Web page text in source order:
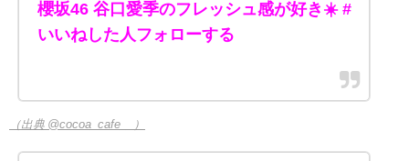
櫻坂46 谷口愛季のフレッシュ感が好き☀️ #
いいねした人フォローする
（出典 @cocoa_cafe__）